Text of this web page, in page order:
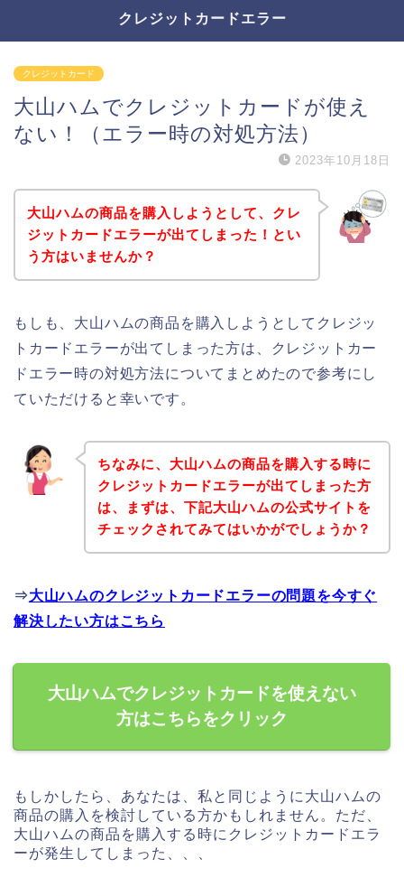
クレジットカードエラー
クレジットカード
大山ハムでクレジットカードが使え
ない！（エラー時の対処方法）
2023年10月18日
大山ハムの商品を購入しようとして、クレ
ジットカードエラーが出てしまった！とい
う方はいませんか？
もしも、大山ハムの商品を購入しようとしてクレジッ
トカードエラーが出てしまった方は、クレジットカー
ドエラー時の対処方法についてまとめたので参考にし
ていただけると幸いです。
ちなみに、大山ハムの商品を購入する時に
クレジットカードエラーが出てしまった方
は、まずは、下記大山ハムの公式サイトを
チェックされてみてはいかがでしょうか？
⇒大山ハムのクレジットカードエラーの問題を今すぐ
解決したい方はこちら
大山ハムでクレジットカードを使えない
方はこちらをクリック
もしかしたら、あなたは、私と同じように大山ハムの
商品の購入を検討している方かもしれません。ただ、
大山ハムの商品を購入する時にクレジットカードエラ
ーが発生してしまった、、、